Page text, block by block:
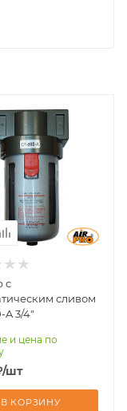
с
сливом
A 3/4"
и цена по
/шт
В КОРЗИНУ